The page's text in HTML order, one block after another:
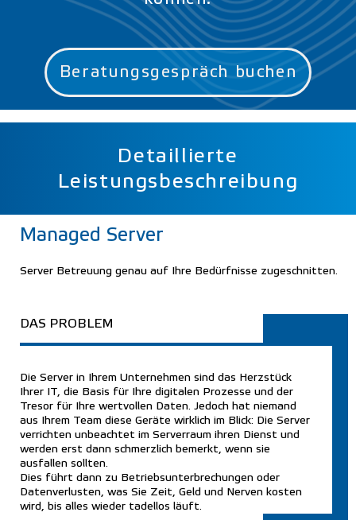
Beratungsgespräch buchen
Detaillierte
Leistungsbeschreibung
Managed Server
Server Betreuung genau auf Ihre Bedürfnisse zugeschnitten.
DAS PROBLEM
Die Server in Ihrem Unternehmen sind das Herzstück
Ihrer IT, die Basis für Ihre digitalen Prozesse und der
Tresor für Ihre wertvollen Daten. Jedoch hat niemand
aus Ihrem Team diese Geräte wirklich im Blick: Die Server
verrichten unbeachtet im Serverraum ihren Dienst und
werden erst dann schmerzlich bemerkt, wenn sie
ausfallen sollten.
Dies führt dann zu Betriebsunterbrechungen oder
Datenverlusten, was Sie Zeit, Geld und Nerven kosten
wird, bis alles wieder tadellos läuft.